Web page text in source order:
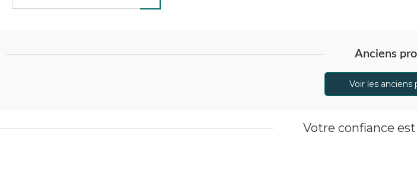
Anciens
Voir les anciens
Votre confiance